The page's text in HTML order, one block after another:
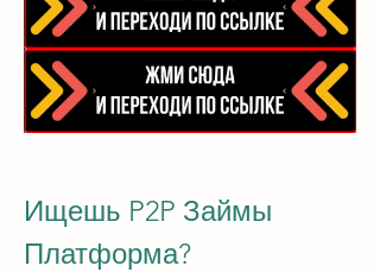
Ищешь P2P Займы
Платформа?